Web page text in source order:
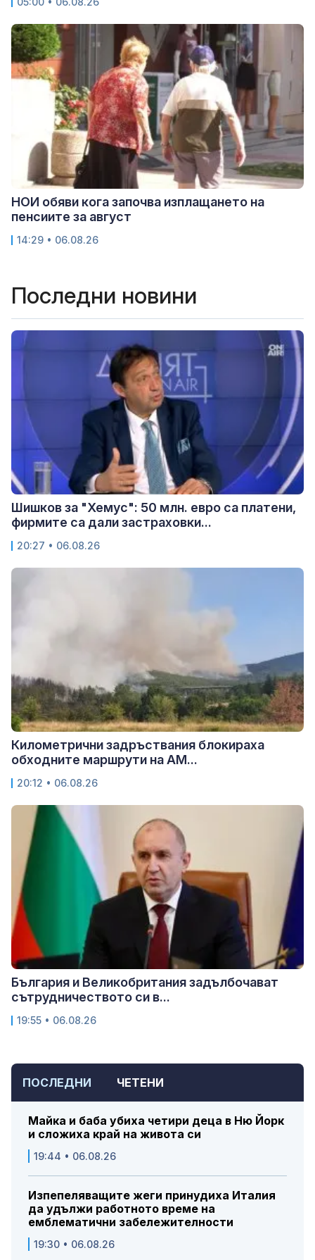
ПОСЛЕДНИ ЧЕТЕНИ
Майка и баба убиха четири деца в Ню Йорк
и сложиха край на живота си
19:44 • 06.08.26
Изпепеляващите жеги принудиха Италия
да удължи работното време на
емблематични забележителности
19:30 • 06.08.26
НОИ обяви кога започва изплащането на
пенсиите за август
14:29 • 06.08.26
Последни новини
Шишков за "Хемус": 50 млн. евро са платени,
фирмите са дали застраховки...
20:27 • 06.08.26
Километрични задръствания блокираха
обходните маршрути на АМ...
20:12 • 06.08.26
България и Великобритания задълбочават
сътрудничеството си в...
19:55 • 06.08.26